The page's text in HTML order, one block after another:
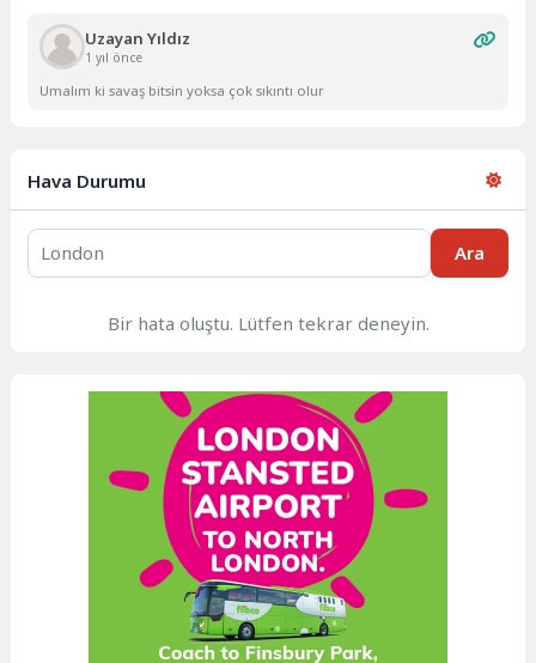
Uzayan Yıldız
1 yıl önce
Umalım ki savaş bitsin yoksa çok sıkıntı olur
Hava Durumu
Ara
Bir hata oluştu. Lütfen tekrar deneyin.